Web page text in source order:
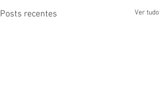
Posts recentes Ver tudo